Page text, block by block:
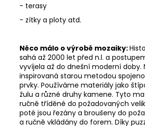
- terasy
- zítky a ploty atd.
Něco málo o výrobě mozaiky:
sahá až 2000 let před n.l. a
vyvíjela až do dnešní moderní doby.
inspirovaná starou metodou
prvky. Používáme materiály jako
žulu a různé druhy kamene. Tyto
ručně tříděné do požadovaných
poté jsou řezány a broušeny do
a ručně vkládány do forem. Díky